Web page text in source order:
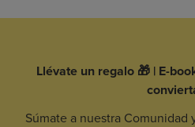
Llévate un regalo 🎁 | E-
Súmate a nuestra